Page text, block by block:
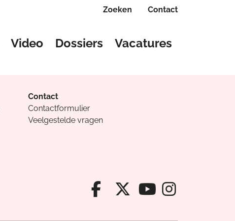
Zoeken Contact
Video Dossiers Vacatures
Contact
Contactformulier
Veelgestelde vragen
Facebook van
X van